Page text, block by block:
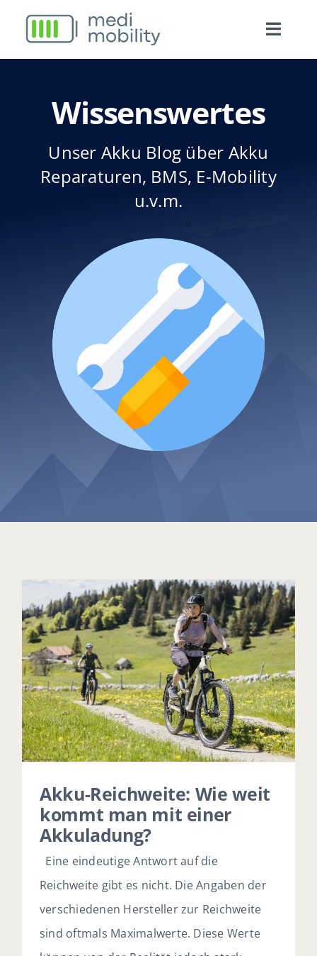
Inhalt
springen
Toggle
Akku Reparatur
Weiteres Angebot
Blog
Kontakt
Wissenswertes
Unser Akku Blog über Akku
Reparaturen, BMS, E-Mobility
u.v.m.
Akku-Reichweite: Wie weit
kommt man mit einer
Akkuladung?
Eine eindeutige Antwort auf die
Reichweite gibt es nicht. Die Angaben der
verschiedenen Hersteller zur Reichweite
sind oftmals Maximalwerte. Diese Werte